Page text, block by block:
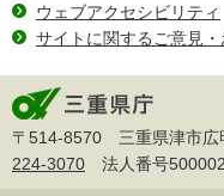
ウェブアクセシビリティ
サイトに関するご意見
〒514-8570 三重県津市広
224-3070 法人番号